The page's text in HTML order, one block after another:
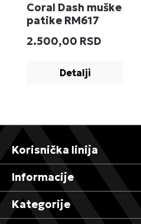
Coral Dash muške
patike RM617
Redovna cena:
2.500,00 RSD
Detalji
Korisnička linija
Informacije
Kategorije